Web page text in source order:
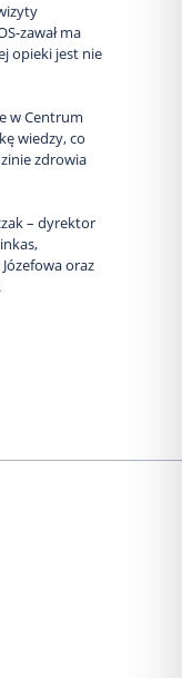
zawał ma
opieki jest nie
w Centrum
wiedzy, co
zdrowia
– dyrektor
oraz